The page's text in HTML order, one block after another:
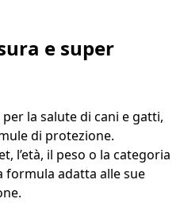
e super
per la salute di cani e gatti,
di protezione.
l’età, il peso o la categoria
formula adatta alle sue